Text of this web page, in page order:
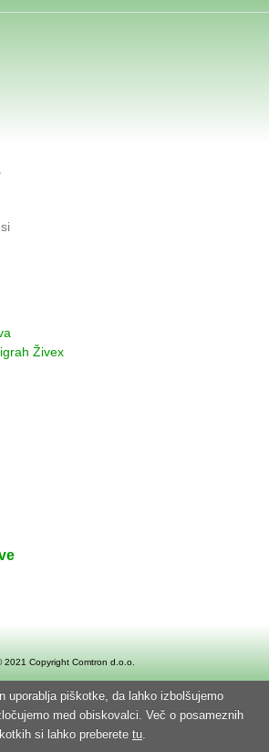
Živex
2021 Copyright Comtron d.o.o.
uporablja piškotke, da lahko izbolšujemo
med obiskovalci. Več o posameznih
si lahko preberete tu.